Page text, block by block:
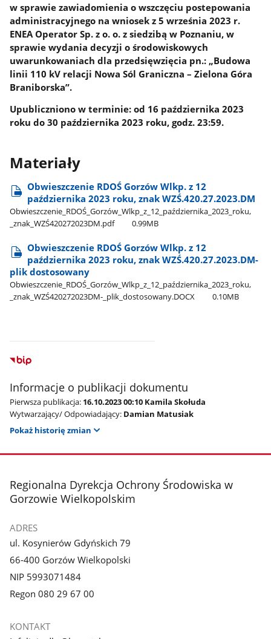
w sprawie zawiadomienia o wszczęciu postepowania
administracyjnego na wniosek z 5 września 2023 r.
ENEA Operator Sp. z o. o. z siedzibą w Poznaniu, w
sprawie wydania decyzji o środowiskowych
uwarunkowaniach dla przedsięwzięcia pn.: „Budowa
linii 110 kV relacji Nowa Sól Graniczna – Zielona Góra
Braniborska”.
Upubliczniono w terminie: od 16 października 2023
roku do 30 października 2023 roku, godz. 23:59.
Materiały
Obwieszczenie RDOŚ Gorzów Wlkp. z 12
października 2023 roku, znak WZŚ.420.27.2023.DM
Obwieszczenie​_RDOŚ​_Gorzów​_Wlkp​_z​_12​_października​_2023​_roku,​
_znak​_WZŚ420272023DM.pdf
0.99MB
Obwieszczenie RDOŚ Gorzów Wlkp. z 12
października 2023 roku, znak WZŚ.420.27.2023.DM-
plik dostosowany
Obwieszczenie​_RDOŚ​_Gorzów​_Wlkp​_z​_12​_października​_2023​_roku,​
_znak​_WZŚ420272023DM-​_plik​_dostosowany.DOCX
0.10MB
Informacje o publikacji dokumentu
Pierwsza publikacja: 16.10.2023 00:10 Kamila Skołuda
Wytwarzający/ Odpowiadający: Damian Matusiak
Pokaż historię zmian
stopka
Regionalna Dyrekcja Ochrony Środowiska w
Gorzowie Wielkopolskim
ADRES
ul. Kosynierów Gdyńskich 79
66-400 Gorzów Wielkopolski
NIP 5993071484
Regon 080 29 67 00
KONTAKT